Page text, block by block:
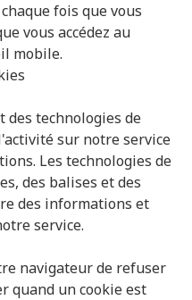
fois que vous
vous accédez au
mobile.
des technologies de
sur notre service
Les technologies de
des balises et des
des informations et
service.
navigateur de refuser
quand un cookie est